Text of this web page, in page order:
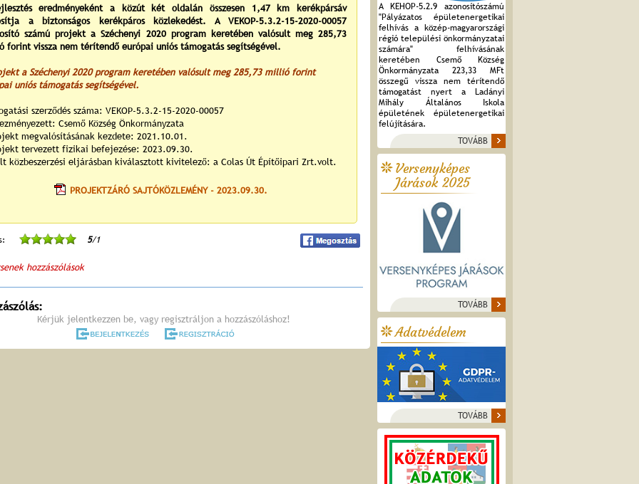
eredményeként a közút két oldalán összesen 1,47 km kerékpársáv
a biztonságos kerékpáros közlekedést. A VEKOP-5.3.2-15-2020-00057
számú projekt a Széchenyi 2020 program keretében valósult meg 285,73
forint vissza nem térítendő európai uniós támogatás segítségével.
a Széchenyi 2020 program keretében valósult meg 285,73 millió forint
uniós támogatás segítségével.
szerződés száma: VEKOP-5.3.2-15-2020-00057
Csemő Község Önkormányzata
megvalósításának kezdete: 2021.10.01.
tervezett fizikai befejezése: 2023.09.30.
közbeszerzési eljárásban kiválasztott kivitelező: a Colas Út Építőipari Zrt.volt.
PROJEKTZÁRÓ SAJTÓKÖZLEMÉNY - 2023.09.30.
5/1
hozzászólások
Kérjük jelentkezzen be, vagy regisztráljon a hozzászóláshoz!
A KEHOP-5.2.9 azonosítószámú
"Pályázatos épületenergetikai
felhívás a közép-magyarországi
régió települési önkormányzatai
számára" felhívásának
keretében Csemő Község
Önkormányzata 223,33 MFt
összegű vissza nem térítendő
támogatást nyert a Ladányi
Mihály Általános Iskola
épületének épületenergetikai
felújítására.
TOVÁBB
Versenyképes
Járások 2025
TOVÁBB
Adatvédelem
TOVÁBB